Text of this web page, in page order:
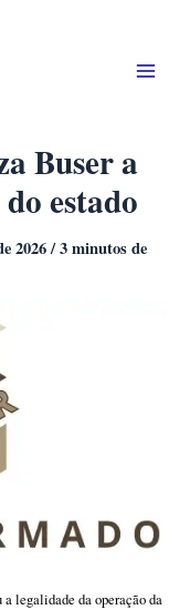
Buser a
estado
2026/3 minutos de
legalidade da operação da